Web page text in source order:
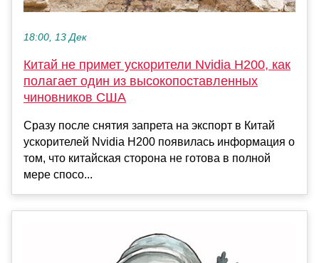
18:00, 13 Дек
Китай не примет ускорители Nvidia H200, как
полагает один из высокопоставленных
чиновников США
Сразу после снятия запрета на экспорт в Китай
ускорителей Nvidia H200 появилась информация о
том, что китайская сторона не готова в полной
мере спосо...